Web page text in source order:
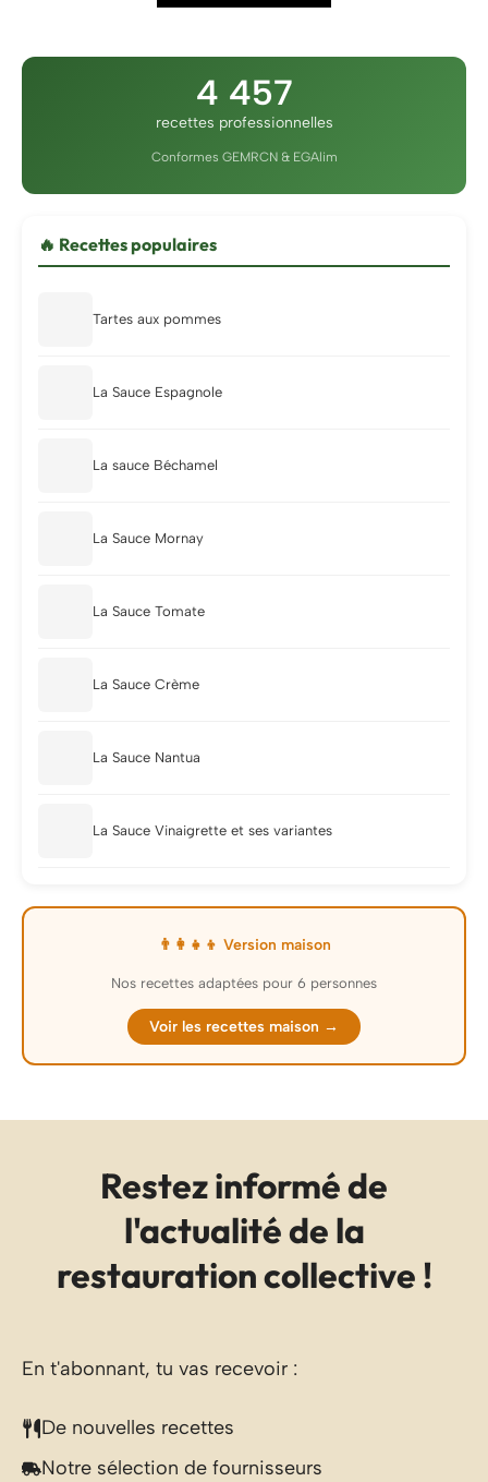
4 457
recettes professionnelles
Conformes GEMRCN & EGAlim
🔥 Recettes populaires
Tartes aux pommes
La Sauce Espagnole
La sauce Béchamel
La Sauce Mornay
La Sauce Tomate
La Sauce Crème
La Sauce Nantua
La Sauce Vinaigrette et ses variantes
👨‍👩‍👧‍👦 Version maison
Nos recettes adaptées pour 6 personnes
Voir les recettes maison →
Restez informé de
l'actualité de la
restauration collective !
En t'abonnant, tu vas recevoir :
De nouvelles recettes
Notre sélection de fournisseurs